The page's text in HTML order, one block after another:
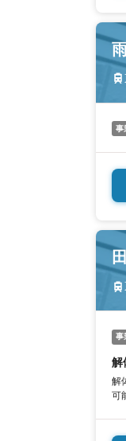
事
事
解
解
可